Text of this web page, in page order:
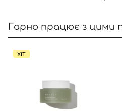
Гарно працює з цими
ХІТ
Відправляючи форму для
Увійти за